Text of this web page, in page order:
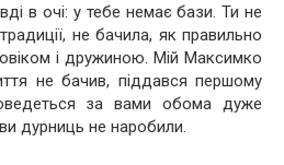
в очі: у тебе немає бази. Ти не
не бачила, як правильно
і дружиною. Мій Максимко
не бачив, піддався першому
за вами обома дуже
дурниць не наробили.